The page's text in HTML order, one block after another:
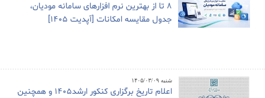
8 تا از بهترین نرم افزارهای سامانه مودیان،
جدول مقایسه امکانات [آپدیت 1405]
شنبه ۱۴۰۵/۰۳/۰۹
اعلام تاریخ برگزاری کنکور ارشد1405 و همچنین